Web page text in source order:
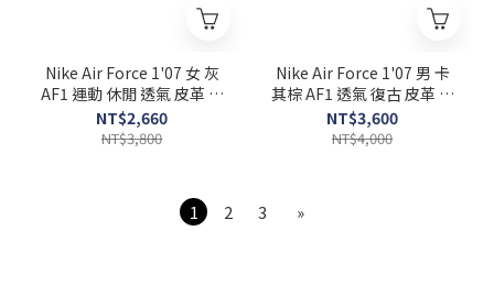
Nike Air Force 1'07 女 灰
AF1 運動 休閒 透氣 皮革 休
閒鞋 HF2014-200
NT$2,660
NT$3,800
Nike Air Force 1'07 男 卡
其棕 AF1 透氣 復古 皮革 休
閒 運動 休閒鞋 HQ3447-
222
NT$3,600
NT$4,000
1 2 3 »